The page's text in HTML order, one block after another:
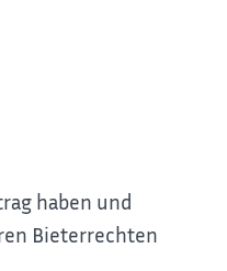
haben und
Bieterrechten